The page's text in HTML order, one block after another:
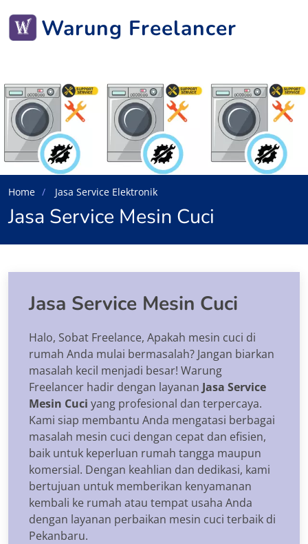
Warung Freelancer
Home Jasa Service Elektronik
Jasa Service Mesin Cuci
Jasa Service Mesin Cuci
Halo, Sobat Freelance, Apakah mesin cuci di
rumah Anda mulai bermasalah? Jangan biarkan
masalah kecil menjadi besar! Warung
Freelancer hadir dengan layanan Jasa Service
Mesin Cuci yang profesional dan terpercaya.
Kami siap membantu Anda mengatasi berbagai
masalah mesin cuci dengan cepat dan efisien,
baik untuk keperluan rumah tangga maupun
komersial. Dengan keahlian dan dedikasi, kami
bertujuan untuk memberikan kenyamanan
kembali ke rumah atau tempat usaha Anda
dengan layanan perbaikan mesin cuci terbaik di
Pekanbaru.